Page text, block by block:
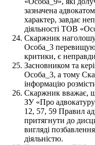
зазначена
характер, завдає
діяльності ТОВ
Скаржник
Особа_3
критики, є
Засновником та
Особа_3, а тому
інформацію
Скаржник вважає,
ЗУ «Про адвокатуру
12, 57, 59 Правил
притягнути до
вигляді
діяльністю.